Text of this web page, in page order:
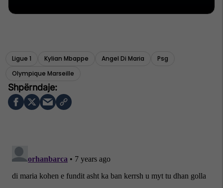
Ligue 1 Kylian Mbappe Angel Di Maria
Psg
Olympique Marseille